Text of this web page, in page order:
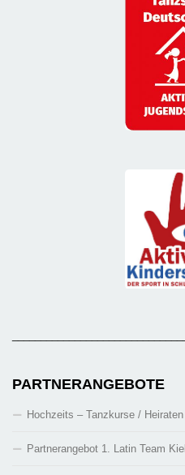
PARTNERANGEBOTE
Hochzeits – Tanzkurse / Heiraten
Partnerangebot 1. Latin Team Kiel